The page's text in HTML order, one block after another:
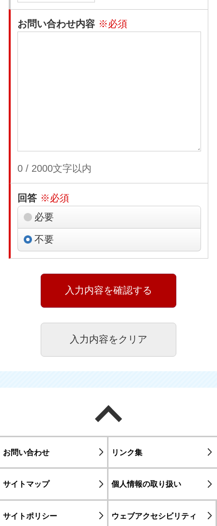
お問い合わせ内容 ※必須
0 / 2000文字以内
回答 ※必須
必要
不要
お問い合わせ リンク集
サイトマップ 個人情報の取り扱い
サイトポリシー ウェブアクセシビリティ